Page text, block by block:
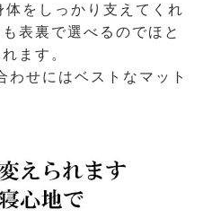
をしっかり支えてくれ
表裏で選べるのでほと
ます。
せにはベストなマット